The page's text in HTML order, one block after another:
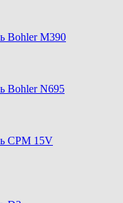
Bohler M390
Bohler N695
CPM 15V